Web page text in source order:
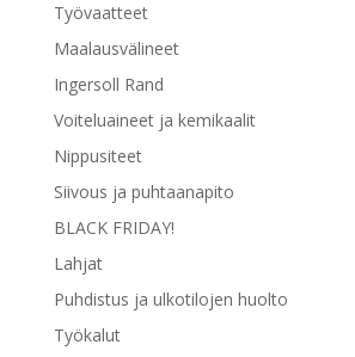
Työvaatteet
Maalausvälineet
Ingersoll Rand
Voiteluaineet ja kemikaalit
Nippusiteet
Siivous ja puhtaanapito
BLACK FRIDAY!
Lahjat
Puhdistus ja ulkotilojen huolto
Työkalut